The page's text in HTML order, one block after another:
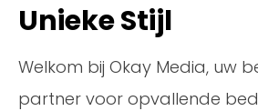
Unieke Stijl
Welkom bij Okay Media, uw
partner voor opvallende